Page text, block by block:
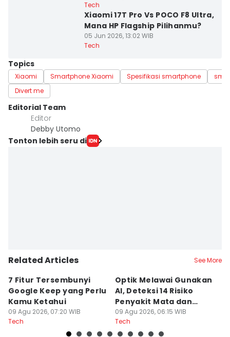
Tech
Xiaomi 17T Pro Vs POCO F8 Ultra,
Mana HP Flagship Pilihanmu?
05 Jun 2026, 13:02 WIB
Tech
Topics
Xiaomi Smartphone Xiaomi Spesifikasi smartphone
Divert me
Editorial Team
Editor
Debby Utomo
Tonton lebih seru di
Related Articles See More
7 Fitur Tersembunyi
Google Keep yang Perlu
Kamu Ketahui
09 Agu 2026, 07:20 WIB
Tech
Optik Melawai Gunakan
AI, Deteksi 14 Risiko
Penyakit Mata dan
Kronis
09 Agu 2026, 06:15 WIB
Tech